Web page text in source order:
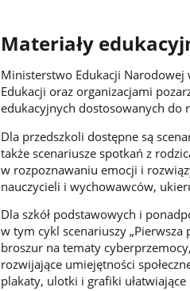
Materiały
Ministerstwo Edukacji Narodowej
Edukacji oraz organizacjami
edukacyjnych dostosowanych do
Dla przedszkoli dostępne są
także scenariusze spotkań z
w rozpoznawaniu emocji i
nauczycieli i wychowawców,
Dla szkół podstawowych i
w tym cykl scenariuszy
broszur na tematy
rozwijające umiejętności
plakaty, ulotki i grafiki